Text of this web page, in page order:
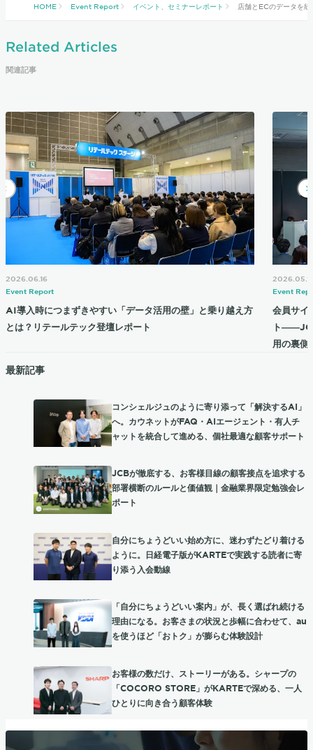
HOME Event Report イベント、セミナーレポート 店舗とECのデータを
Related Articles
関連記事
2026.06.16
Event Report
AI導入時につまずきやすい「データ活用の壁」と乗り越え方
とは？リテールテック登壇レポート
Event
会員サイ
ト
用の裏側
最新記事
コンシェルジュのように寄り添って「解決するAI」
へ。カウネットがFAQ・AIエージェント・有人チ
ャットを統合して進める、個社最適な顧客サポート
JCBが徹底する、お客様目線の顧客接点を追求する
部署横断のルールと価値観｜金融業界限定勉強会レ
ポート
自分にちょうどいい始め方に、迷わずたどり着ける
ように。日経電子版がKARTEで実践する読者に寄
り添う入会動線
「自分にちょうどいい案内」が、長く選ばれ続ける
理由になる。お客さまの状況と歩幅に合わせて、au
を使うほど「おトク」が膨らむ体験設計
お客様の数だけ、ストーリーがある。シャープの
「COCORO STORE」がKARTEで深める、一人
ひとりに向き合う顧客体験